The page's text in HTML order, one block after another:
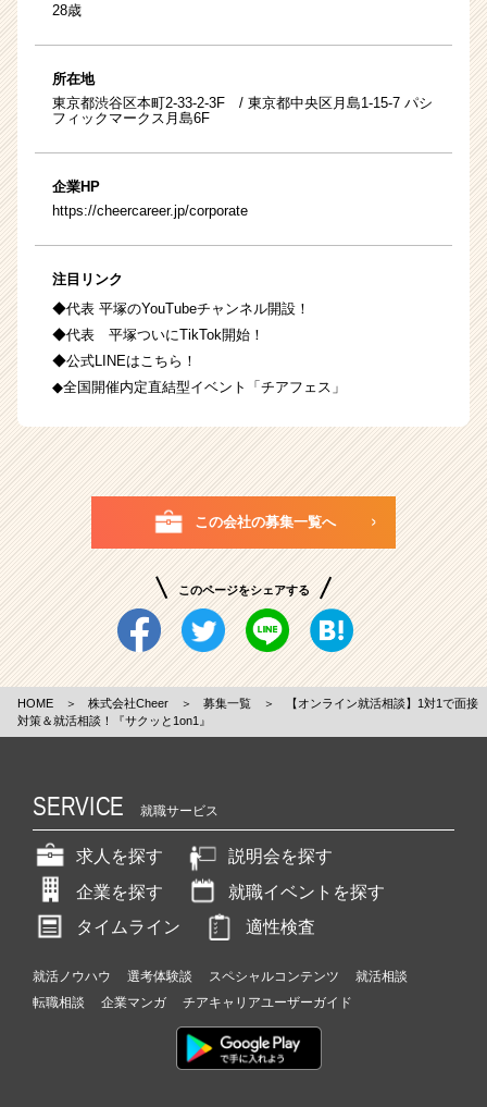
28歳
所在地
東京都渋谷区本町2-33-2-3F / 東京都中央区月島1-15-7 パシ
フィックマークス月島6F
企業HP
https://cheercareer.jp/corporate
注目リンク
◆代表 平塚のYouTubeチャンネル開設！
◆代表 平塚ついにTikTok開始！
◆公式LINEはこちら！
◆全国開催内定直結型イベント「チアフェス」
この会社の募集一覧へ
このページをシェアする
HOME ＞ 株式会社Cheer ＞ 募集一覧 ＞
【オンライン就活相談】1対1で面接
対策＆就活相談！『サクッと1on1』
SERVICE 就職サービス
求人を探す
説明会を探す
企業を探す
就職イベントを探す
タイムライン
適性検査
就活ノウハウ 選考体験談 スペシャルコンテンツ
就活相談
転職相談
企業マンガ チアキャリアユーザーガイド